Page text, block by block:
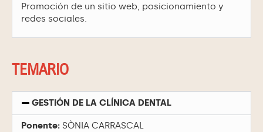
Promoción de un sitio web, posicionamiento y
redes sociales.
TEMARIO
GESTIÓN DE LA CLÍNICA DENTAL
Ponente: SÒNIA CARRASCAL